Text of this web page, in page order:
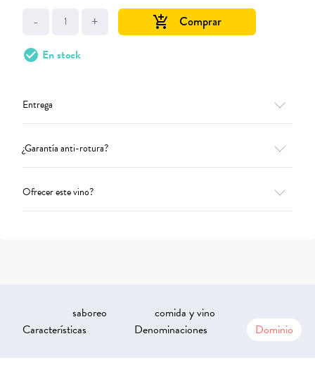
- + add_shopping_cart Comprar
check_circle En stock
Entrega
¿Garantía anti-rotura?
Ofrecer este vino?
saboreo
comida y vino
Características
Denominaciones Dominio